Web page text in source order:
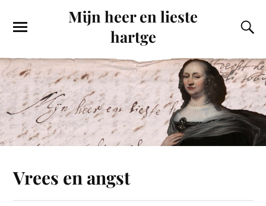
Mijn heer en lieste
hartge
Vrees en angst